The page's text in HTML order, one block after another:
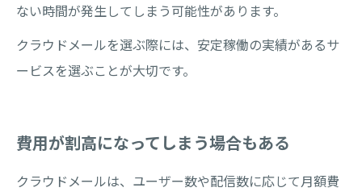
ない時間が発生してしまう可能性があります。
クラウドメールを選ぶ際には、安定稼働の実績があるサ
ービスを選ぶことが大切です。
費用が割高になってしまう場合もある
クラウドメールは、ユーザー数や配信数に応じて月額費